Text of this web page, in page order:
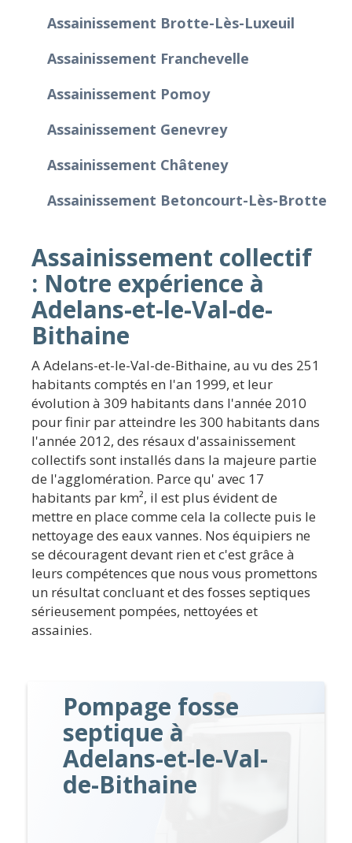
Assainissement Brotte-Lès-Luxeuil
Assainissement Franchevelle
Assainissement Pomoy
Assainissement Genevrey
Assainissement Châteney
Assainissement Betoncourt-Lès-Brotte
Assainissement collectif
: Notre expérience à
Adelans-et-le-Val-de-
Bithaine
A Adelans-et-le-Val-de-Bithaine, au vu des 251
habitants comptés en l'an 1999, et leur
évolution à 309 habitants dans l'année 2010
pour finir par atteindre les 300 habitants dans
l'année 2012, des résaux d'assainissement
collectifs sont installés dans la majeure partie
de l'agglomération. Parce qu' avec 17
habitants par km², il est plus évident de
mettre en place comme cela la collecte puis le
nettoyage des eaux vannes. Nos équipiers ne
se découragent devant rien et c'est grâce à
leurs compétences que nous vous promettons
un résultat concluant et des fosses septiques
sérieusement pompées, nettoyées et
assainies.
Pompage fosse
septique à
Adelans-et-le-Val-
de-Bithaine